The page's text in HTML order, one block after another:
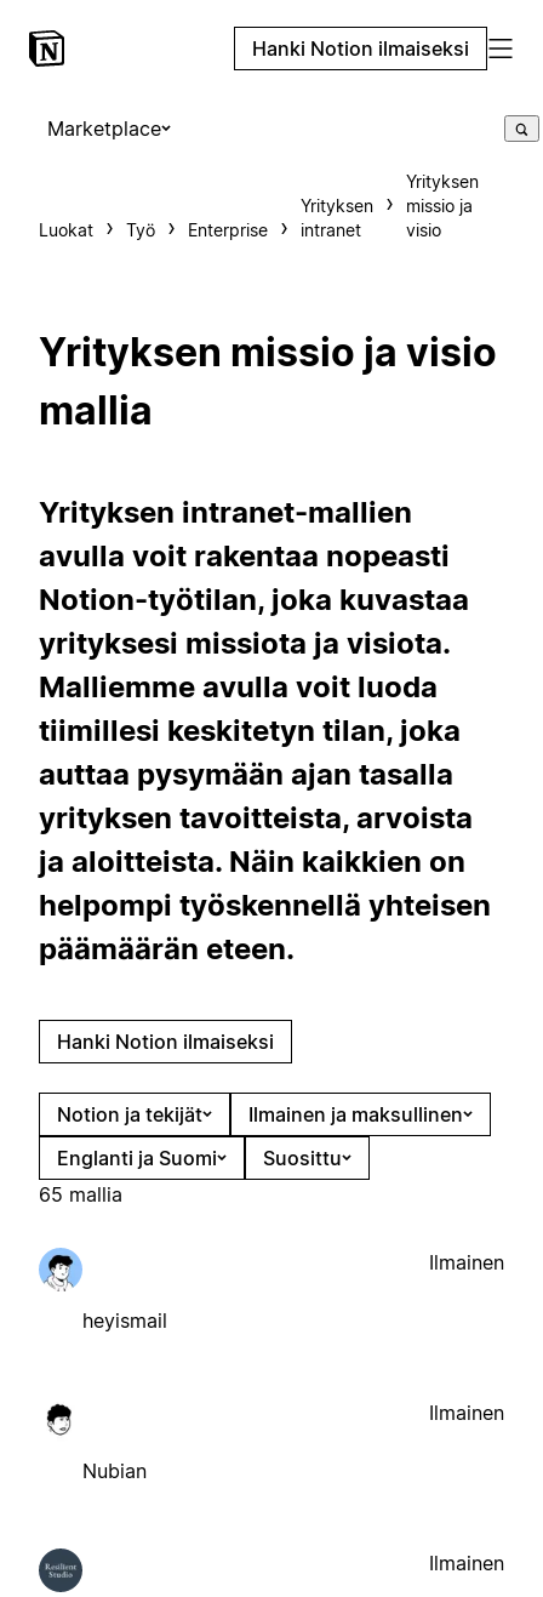
Hanki Notion ilmaiseksi
Marketplace
Luokat Työ Enterprise
Yrityksen
intranet
Yrityksen
missio ja
visio
Yrityksen missio ja visio
mallia
Yrityksen intranet-mallien
avulla voit rakentaa nopeasti
Notion-työtilan, joka kuvastaa
yrityksesi missiota ja visiota.
Malliemme avulla voit luoda
tiimillesi keskitetyn tilan, joka
auttaa pysymään ajan tasalla
yrityksen tavoitteista, arvoista
ja aloitteista. Näin kaikkien on
helpompi työskennellä yhteisen
päämäärän eteen.
Hanki Notion ilmaiseksi
Notion ja tekijät
Ilmainen ja maksullinen
Englanti ja Suomi
Suosittu
65 mallia
heyismail
Ilmainen
Nubian
Ilmainen
Ilmainen